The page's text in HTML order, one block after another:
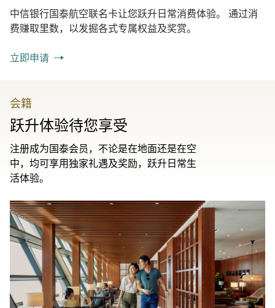
中信银行国泰航空联名卡让您跃升日常消费体验。 通过消
费赚取里数，以发掘各式专属权益及奖赏。
立即申请
会籍
跃升体验待您享受
注册成为国泰会员，不论是在地面还是在空
中，均可享用独家礼遇及奖励，跃升日常生
活体验。